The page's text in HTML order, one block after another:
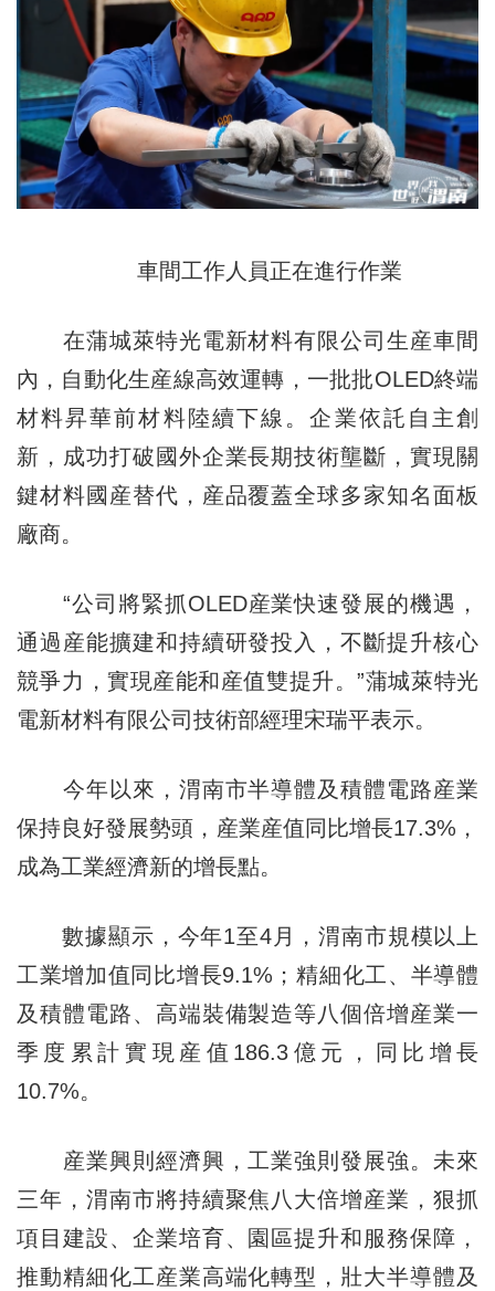
車間工作人員正在進行作業
在蒲城萊特光電新材料有限公司生産車間
內，自動化生産線高效運轉，一批批OLED終端
材料昇華前材料陸續下線。企業依託自主創
新，成功打破國外企業長期技術壟斷，實現關
鍵材料國産替代，産品覆蓋全球多家知名面板
廠商。
“公司將緊抓OLED産業快速發展的機遇，
通過産能擴建和持續研發投入，不斷提升核心
競爭力，實現産能和産值雙提升。”蒲城萊特光
電新材料有限公司技術部經理宋瑞平表示。
今年以來，渭南市半導體及積體電路産業
保持良好發展勢頭，産業産值同比增長17.3%，
成為工業經濟新的增長點。
數據顯示，今年1至4月，渭南市規模以上
工業增加值同比增長9.1%；精細化工、半導體
及積體電路、高端裝備製造等八個倍增産業一
季度累計實現産值186.3億元，同比增長
10.7%。
産業興則經濟興，工業強則發展強。未來
三年，渭南市將持續聚焦八大倍增産業，狠抓
項目建設、企業培育、園區提升和服務保障，
推動精細化工産業高端化轉型，壯大半導體及